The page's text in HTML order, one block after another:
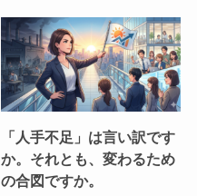
「人手不足」は言い訳です
か。それとも、変わるため
の合図ですか。